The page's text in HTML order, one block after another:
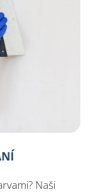
Naši